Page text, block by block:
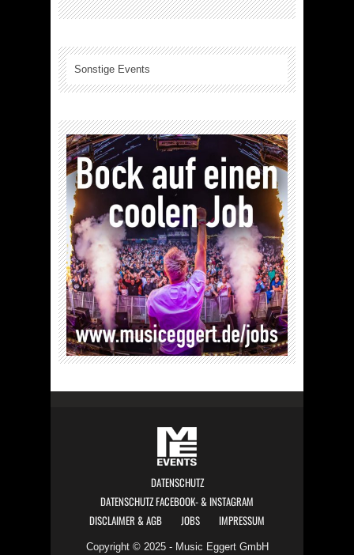
Sonstige Events
DATENSCHUTZ
DATENSCHUTZ FACEBOOK- & INSTAGRAM
DISCLAIMER & AGB
JOBS IMPRESSUM
Copyright © 2025 - Music Eggert GmbH